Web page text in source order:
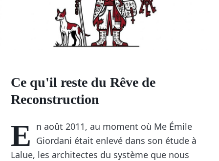
Ce qu'il reste du Rêve de
Reconstruction
E n août 2011, au moment où Me Émile
Giordani était enlevé dans son étude à
Lalue, les architectes du système que nous